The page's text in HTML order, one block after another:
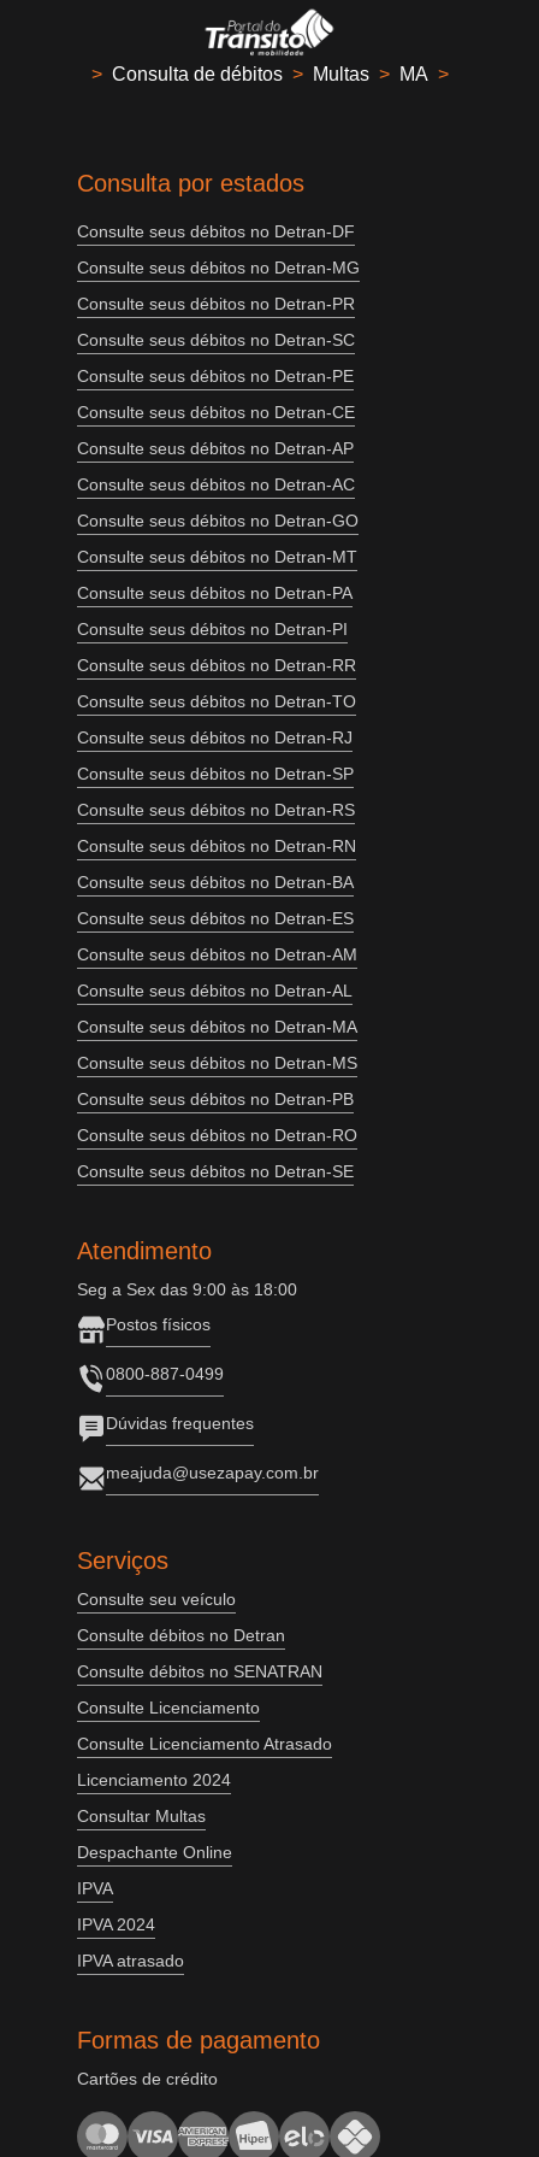
> Consulta de débitos > Multas > MA >
Consulta por estados
Consulte seus débitos no Detran-DF
Consulte seus débitos no Detran-MG
Consulte seus débitos no Detran-PR
Consulte seus débitos no Detran-SC
Consulte seus débitos no Detran-PE
Consulte seus débitos no Detran-CE
Consulte seus débitos no Detran-AP
Consulte seus débitos no Detran-AC
Consulte seus débitos no Detran-GO
Consulte seus débitos no Detran-MT
Consulte seus débitos no Detran-PA
Consulte seus débitos no Detran-PI
Consulte seus débitos no Detran-RR
Consulte seus débitos no Detran-TO
Consulte seus débitos no Detran-RJ
Consulte seus débitos no Detran-SP
Consulte seus débitos no Detran-RS
Consulte seus débitos no Detran-RN
Consulte seus débitos no Detran-BA
Consulte seus débitos no Detran-ES
Consulte seus débitos no Detran-AM
Consulte seus débitos no Detran-AL
Consulte seus débitos no Detran-MA
Consulte seus débitos no Detran-MS
Consulte seus débitos no Detran-PB
Consulte seus débitos no Detran-RO
Consulte seus débitos no Detran-SE
Atendimento
Seg a Sex das 9:00 às 18:00
Postos físicos
0800-887-0499
Dúvidas frequentes
meajuda@usezapay.com.br
Serviços
Consulte seu veículo
Consulte débitos no Detran
Consulte débitos no SENATRAN
Consulte Licenciamento
Consulte Licenciamento Atrasado
Licenciamento 2024
Consultar Multas
Despachante Online
IPVA
IPVA 2024
IPVA atrasado
Formas de pagamento
Cartões de crédito